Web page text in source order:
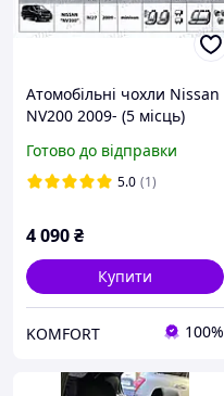
Атомобільні чохли Nissan
NV200 2009- (5 місць)
Готово до відправки
5.0 (1)
4 090₴
Купити
KOMFORT 100%